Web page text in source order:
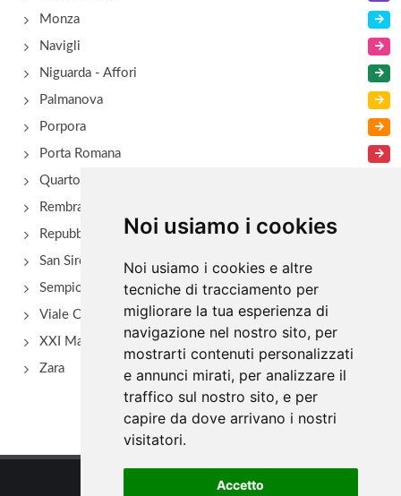
Noi usiamo i cookies
Noi usiamo i cookies e altre
tecniche di tracciamento per
migliorare la tua esperienza di
navigazione nel nostro sito, per
mostrarti contenuti personalizzati
e annunci mirati, per analizzare il
traffico sul nostro sito, e per
capire da dove arrivano i nostri
visitatori.
Accetto
Monza
Navigli
Niguarda - Affori
Palmanova
Porpora
Porta Romana
Quarto Oggiaro
Rembrant
Repubblica
San Siro - Via Novara
Sempione
Viale Certosa
XXI Marzo
Zara